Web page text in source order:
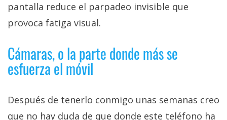
pantalla reduce el parpadeo invisible que
provoca fatiga visual.
Cámaras, o la parte donde más se
esfuerza el móvil
Después de tenerlo conmigo unas semanas creo
que no hay duda de que donde este teléfono ha